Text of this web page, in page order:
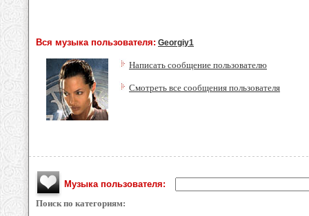
Вся музыка пользователя: Georgiy1
Написать сообщение пользователю
Смотреть все сообщения пользователя
Музыка пользователя:
Поиск по категориям: